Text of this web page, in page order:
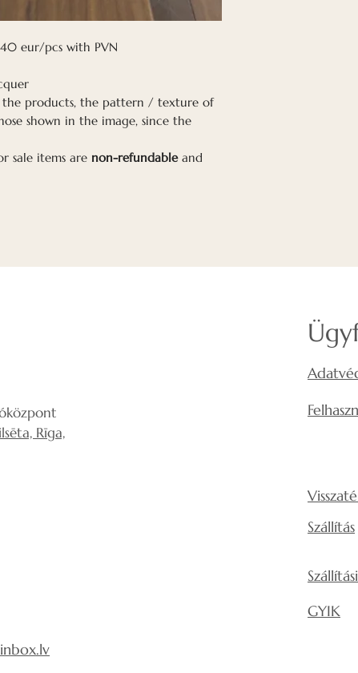
eur/pcs with PVN
products, the pattern / texture of
shown in the image, since the
sale items are non-refundableand
Rīga,
Szállítás
GYIK